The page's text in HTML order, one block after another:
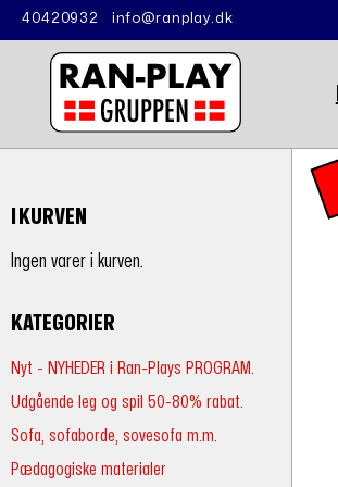
40420932 info@ranplay.dk
I KURVEN
Ingen varer i kurven.
KATEGORIER
Nyt - NYHEDER i Ran-Plays PROGRAM.
Udgående leg og spil 50-80% rabat.
Sofa, sofaborde, sovesofa m.m.
Pædagogiske materialer